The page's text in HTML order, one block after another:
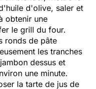
d'olive, saler et
obtenir une
le grill du four.
ronds de pâte
les tranches
dessus et
une minute.
la tarte de jus de